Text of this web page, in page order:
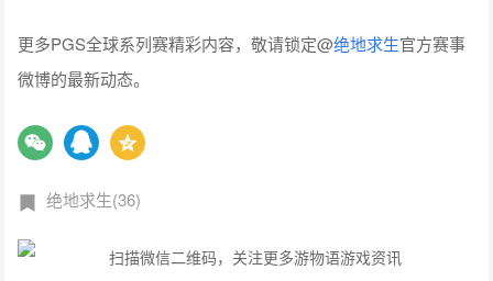
更多PGS全球系列赛精彩内容，敬请锁定@绝地求生官方赛事
微博的最新动态。
绝地求生(36)